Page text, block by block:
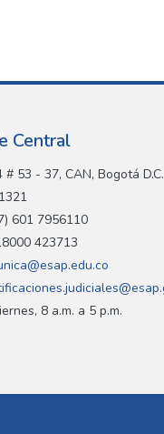
Central
# 53 - 37, CAN, Bogotá D.C.
601 7956110
423713
8 a.m. a 5 p.m.